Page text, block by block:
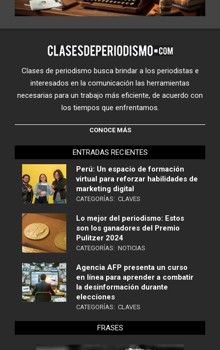
Clases de periodismo busca brindar a los periodistas e
interesados en la comunicación las herramientas
necesarias para un trabajo más eficiente, de acuerdo con
los tiempos que enfrentamos.
CONOCE MÁS
ENTRADAS RECIENTES
Perú: Un espacio de formación
virtual para reforzar habilidades de
marketing digital
CATEGORÍAS: CLAVES
Lo mejor del periodismo: Estos
son los ganadores del Premio
Pulitzer 2024
CATEGORÍAS: NOTICIAS
Agencia AFP presenta un curso
en línea para aprender a combatir
la desinformación durante
elecciones
CATEGORÍAS: CLAVES
FRASES